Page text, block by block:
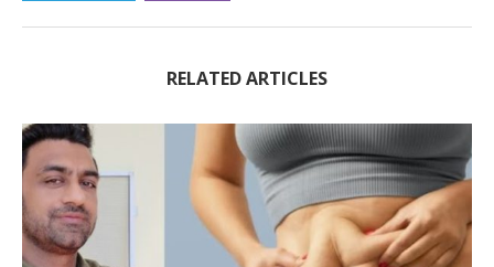
RELATED ARTICLES